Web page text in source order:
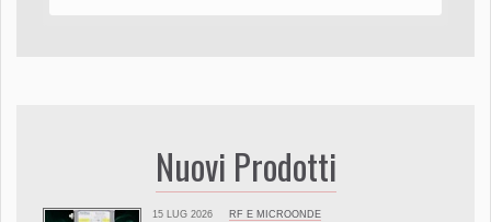
Nuovi Prodotti
15 LUG 2026 RF E MICROONDE